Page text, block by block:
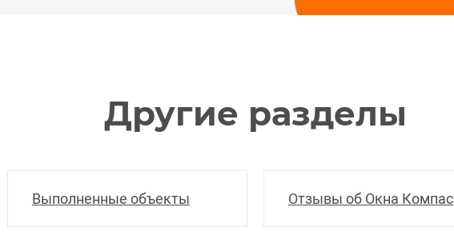
Другие разделы
Выполненные объекты Отзывы об Окна Компас